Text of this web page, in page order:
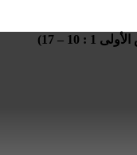
10 – 17)